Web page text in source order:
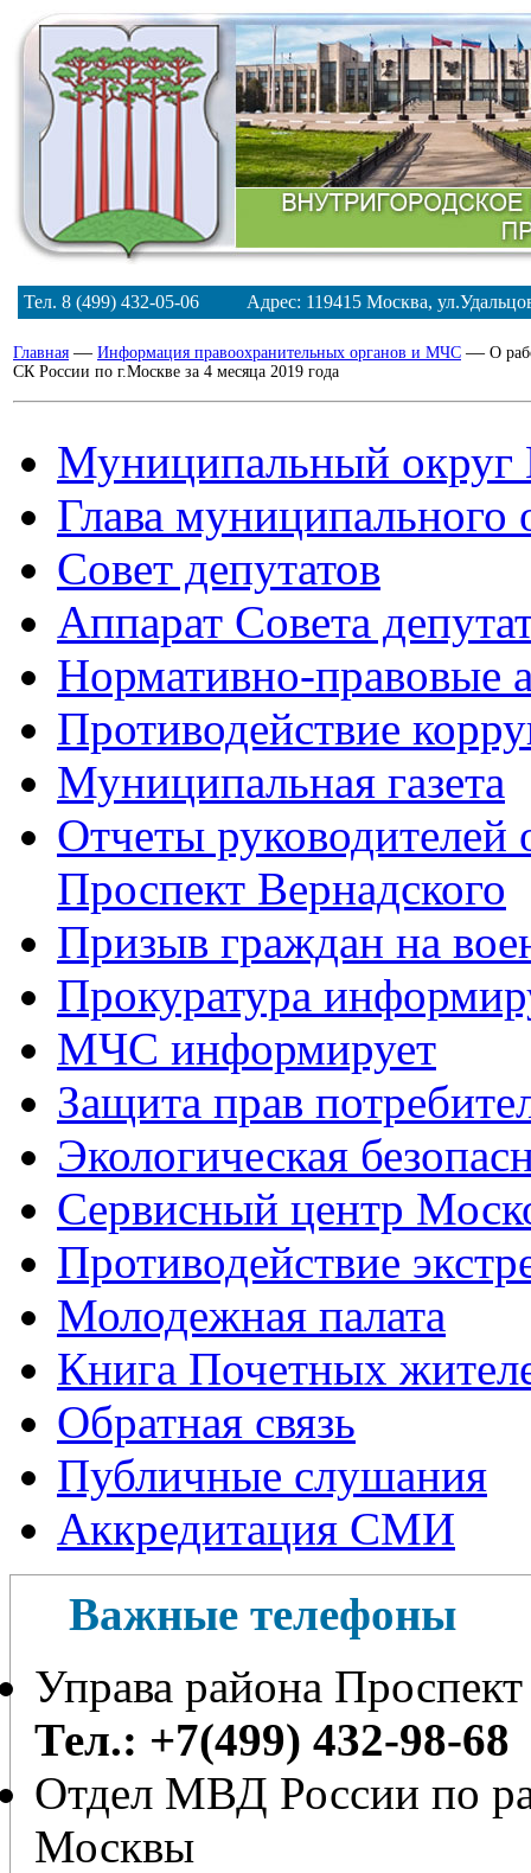
Тел. 8 (499) 432-05-06 Адрес: 119415 Москва,
Главная — Информация правоохранительных органов и МЧС — О
СК России по г.Москве за 4 месяца 2019 года
Муниципальный округ
Глава муниципального
Совет депутатов
Аппарат Совета
Нормативно-правовые
Противодействие
Муниципальная газета
Отчеты руководителей
Проспект Вернадского
Призыв граждан на
Прокуратура
МЧС информирует
Защита прав
Экологическая
Сервисный центр
Противодействие
Молодежная палата
Книга Почетных
Обратная связь
Публичные слушания
Аккредитация СМИ
Важные телефоны
Управа района
Тел.: +7(499) 432-98-68
Отдел МВД России по
Москвы